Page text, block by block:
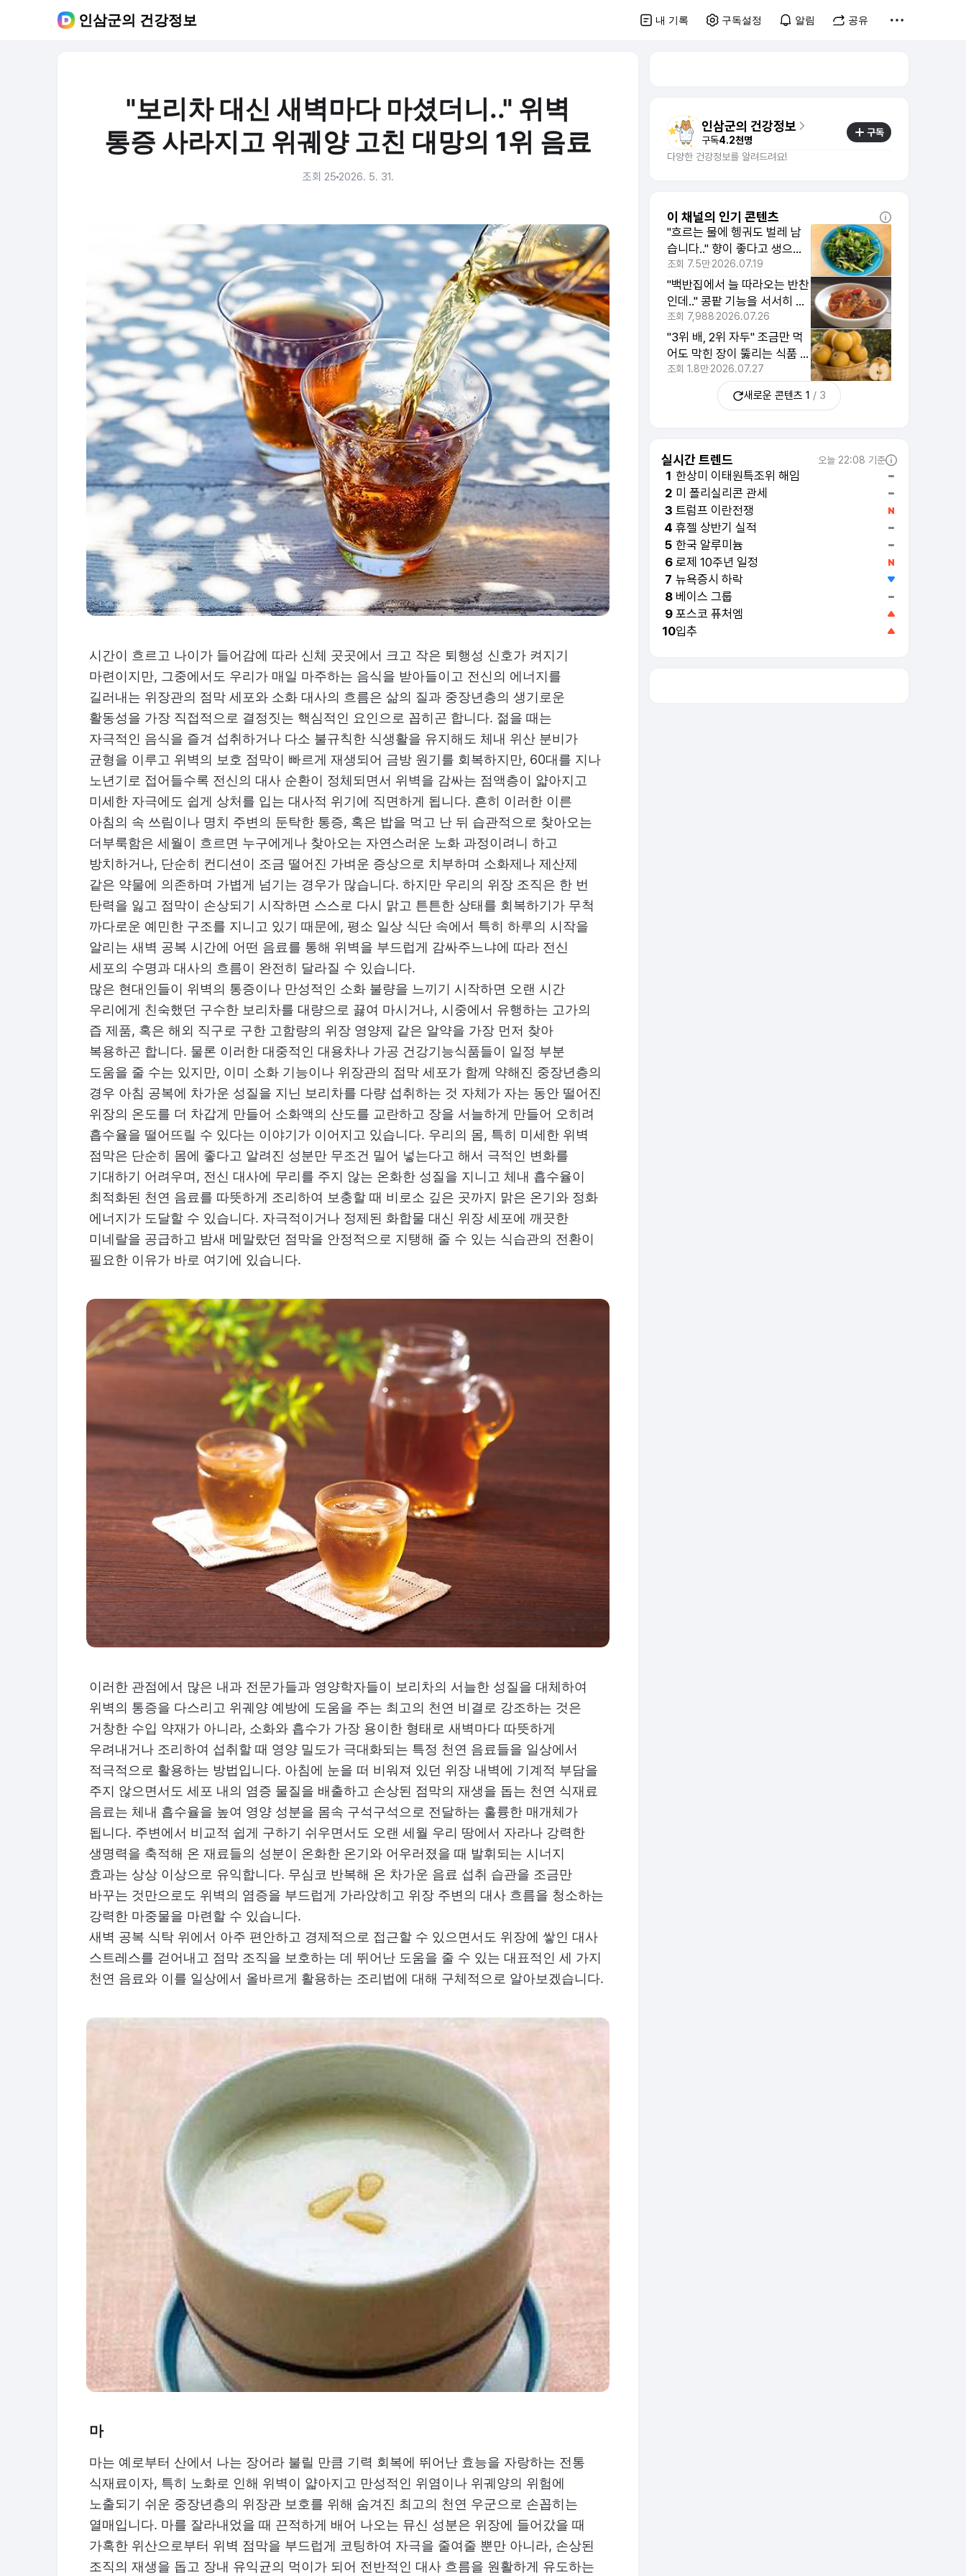
인삼군의 건강정보 내 기록 구독설정 알림 공유
"보리차 대신 새벽마다 마셨더니.." 위벽
통증 사라지고 위궤양 고친 대망의 1위 음료
조회 252026. 5. 31.
시간이 흐르고 나이가 들어감에 따라 신체 곳곳에서 크고 작은 퇴행성 신호가 켜지기
마련이지만, 그중에서도 우리가 매일 마주하는 음식을 받아들이고 전신의 에너지를
길러내는 위장관의 점막 세포와 소화 대사의 흐름은 삶의 질과 중장년층의 생기로운
활동성을 가장 직접적으로 결정짓는 핵심적인 요인으로 꼽히곤 합니다. 젊을 때는
자극적인 음식을 즐겨 섭취하거나 다소 불규칙한 식생활을 유지해도 체내 위산 분비가
균형을 이루고 위벽의 보호 점막이 빠르게 재생되어 금방 원기를 회복하지만, 60대를 지나
노년기로 접어들수록 전신의 대사 순환이 정체되면서 위벽을 감싸는 점액층이 얇아지고
미세한 자극에도 쉽게 상처를 입는 대사적 위기에 직면하게 됩니다. 흔히 이러한 이른
아침의 속 쓰림이나 명치 주변의 둔탁한 통증, 혹은 밥을 먹고 난 뒤 습관적으로 찾아오는
더부룩함은 세월이 흐르면 누구에게나 찾아오는 자연스러운 노화 과정이려니 하고
방치하거나, 단순히 컨디션이 조금 떨어진 가벼운 증상으로 치부하며 소화제나 제산제
같은 약물에 의존하며 가볍게 넘기는 경우가 많습니다. 하지만 우리의 위장 조직은 한 번
탄력을 잃고 점막이 손상되기 시작하면 스스로 다시 맑고 튼튼한 상태를 회복하기가 무척
까다로운 예민한 구조를 지니고 있기 때문에, 평소 일상 식단 속에서 특히 하루의 시작을
알리는 새벽 공복 시간에 어떤 음료를 통해 위벽을 부드럽게 감싸주느냐에 따라 전신
세포의 수명과 대사의 흐름이 완전히 달라질 수 있습니다.
많은 현대인들이 위벽의 통증이나 만성적인 소화 불량을 느끼기 시작하면 오랜 시간
우리에게 친숙했던 구수한 보리차를 대량으로 끓여 마시거나, 시중에서 유행하는 고가의
즙 제품, 혹은 해외 직구로 구한 고함량의 위장 영양제 같은 알약을 가장 먼저 찾아
복용하곤 합니다. 물론 이러한 대중적인 대용차나 가공 건강기능식품들이 일정 부분
도움을 줄 수는 있지만, 이미 소화 기능이나 위장관의 점막 세포가 함께 약해진 중장년층의
경우 아침 공복에 차가운 성질을 지닌 보리차를 다량 섭취하는 것 자체가 자는 동안 떨어진
위장의 온도를 더 차갑게 만들어 소화액의 산도를 교란하고 장을 서늘하게 만들어 오히려
흡수율을 떨어뜨릴 수 있다는 이야기가 이어지고 있습니다. 우리의 몸, 특히 미세한 위벽
점막은 단순히 몸에 좋다고 알려진 성분만 무조건 밀어 넣는다고 해서 극적인 변화를
기대하기 어려우며, 전신 대사에 무리를 주지 않는 온화한 성질을 지니고 체내 흡수율이
최적화된 천연 음료를 따뜻하게 조리하여 보충할 때 비로소 깊은 곳까지 맑은 온기와 정화
에너지가 도달할 수 있습니다. 자극적이거나 정제된 화합물 대신 위장 세포에 깨끗한
미네랄을 공급하고 밤새 메말랐던 점막을 안정적으로 지탱해 줄 수 있는 식습관의 전환이
필요한 이유가 바로 여기에 있습니다.
이러한 관점에서 많은 내과 전문가들과 영양학자들이 보리차의 서늘한 성질을 대체하여
위벽의 통증을 다스리고 위궤양 예방에 도움을 주는 최고의 천연 비결로 강조하는 것은
거창한 수입 약재가 아니라, 소화와 흡수가 가장 용이한 형태로 새벽마다 따뜻하게
우려내거나 조리하여 섭취할 때 영양 밀도가 극대화되는 특정 천연 음료들을 일상에서
적극적으로 활용하는 방법입니다. 아침에 눈을 떠 비워져 있던 위장 내벽에 기계적 부담을
주지 않으면서도 세포 내의 염증 물질을 배출하고 손상된 점막의 재생을 돕는 천연 식재료
음료는 체내 흡수율을 높여 영양 성분을 몸속 구석구석으로 전달하는 훌륭한 매개체가
됩니다. 주변에서 비교적 쉽게 구하기 쉬우면서도 오랜 세월 우리 땅에서 자라나 강력한
생명력을 축적해 온 재료들의 성분이 온화한 온기와 어우러졌을 때 발휘되는 시너지
효과는 상상 이상으로 유익합니다. 무심코 반복해 온 차가운 음료 섭취 습관을 조금만
바꾸는 것만으로도 위벽의 염증을 부드럽게 가라앉히고 위장 주변의 대사 흐름을 청소하는
강력한 마중물을 마련할 수 있습니다.
새벽 공복 식탁 위에서 아주 편안하고 경제적으로 접근할 수 있으면서도 위장에 쌓인 대사
스트레스를 걷어내고 점막 조직을 보호하는 데 뛰어난 도움을 줄 수 있는 대표적인 세 가지
천연 음료와 이를 일상에서 올바르게 활용하는 조리법에 대해 구체적으로 알아보겠습니다.
마
마는 예로부터 산에서 나는 장어라 불릴 만큼 기력 회복에 뛰어난 효능을 자랑하는 전통
식재료이자, 특히 노화로 인해 위벽이 얇아지고 만성적인 위염이나 위궤양의 위험에
노출되기 쉬운 중장년층의 위장관 보호를 위해 숨겨진 최고의 천연 우군으로 손꼽히는
열매입니다. 마를 잘라내었을 때 끈적하게 배어 나오는 뮤신 성분은 위장에 들어갔을 때
가혹한 위산으로부터 위벽 점막을 부드럽게 코팅하여 자극을 줄여줄 뿐만 아니라, 손상된
조직의 재생을 돕고 장내 유익균의 먹이가 되어 전반적인 대사 흐름을 원활하게 유도하는
인삼군의 건강정보
구독4.2천명
구독
다양한 건강정보를 알려드려요!
이 채널의 인기 콘텐츠
"흐르는 물에 헹궈도 벌레 남
습니다.." 향이 좋다고 생으로
먹다가 간에 부담 주는 잎채소
조회 7.5만2026.07.19
"백반집에서 늘 따라오는 반찬
인데.." 콩팥 기능을 서서히 떨
어뜨리는 뜻밖의 '이 음식'
조회 7,988 2026.07.26
"3위 배, 2위 자두" 조금만 먹
어도 막힌 장이 뚫리는 식품 1
위
조회 1.8만2026.07.27
새로운 콘텐츠 1 / 3
실시간 트렌드 오늘 22:08 기준
1 한상미 이태원특조위 해임
2 미 폴리실리콘 관세
3 트럼프 이란전쟁
4 휴젤 상반기 실적
5 한국 알루미늄
6 로제 10주년 일정
7 뉴욕증시 하락
8 베이스 그룹
9 포스코 퓨처엠
10입추